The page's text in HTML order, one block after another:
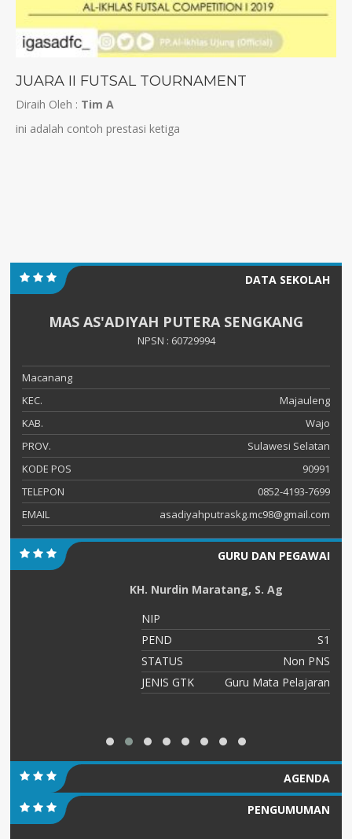
JUARA II FUTSAL TOURNAMENT
Diraih Oleh : Tim A
ini adalah contoh prestasi ketiga
DATA SEKOLAH
MAS AS'ADIYAH PUTERA SENGKANG
NPSN : 60729994
Macanang
KEC.
Majauleng
KAB.
Wajo
PROV.
Sulawesi Selatan
KODE POS
90991
TELEPON
0852-4193-7699
EMAIL
asadiyahputraskg.mc98@gmail.com
GURU DAN PEGAWAI
KH. Nurdin Maratang, S. Ag
NIP
PEND
S1
STATUS
Non PNS
JENIS GTK
Guru Mata Pelajaran
AGENDA
PENGUMUMAN